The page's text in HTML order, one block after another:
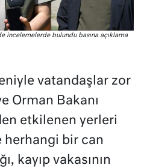
incelemelerde bulundu basına açıklama
vatandaşlar zor
Orman Bakanı
etkilenen yerleri
herhangi bir can
kayıp vakasının